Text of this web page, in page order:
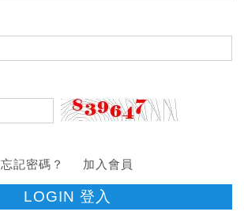
忘記密碼？ 加入會員
LOGIN 登入